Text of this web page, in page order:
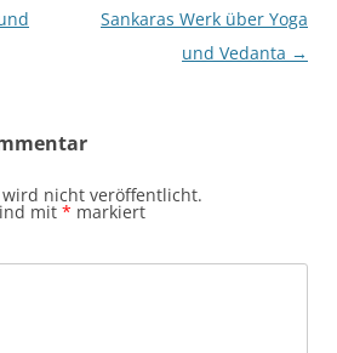
Sankaras Werk über Yoga
und Vedanta →
wird nicht veröffentlicht.
mit * markiert